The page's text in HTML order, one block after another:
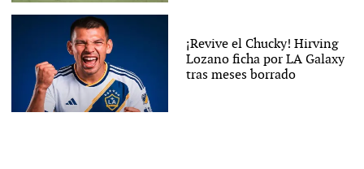
¡Revive el Chucky! Hirving
Lozano ficha por LA Galaxy
tras meses borrado